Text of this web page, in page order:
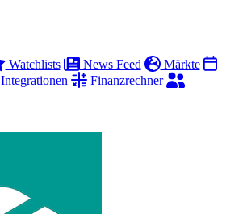
Watchlists News Feed
Märkte
Integrationen
Finanzrechner